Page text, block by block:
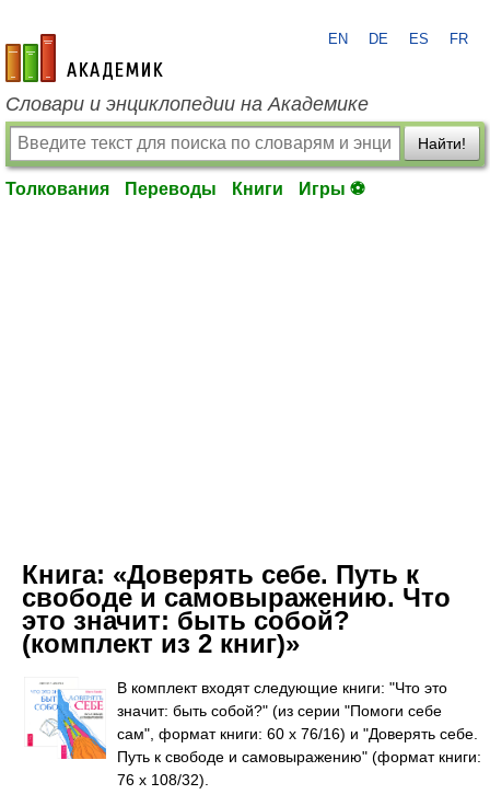
academic.ru
EN DE ES FR
Словари и энциклопедии на Академике
Найти!
Толкования Переводы Книги Игры ⚽
Книга: «Доверять себе. Путь к
свободе и самовыражению. Что
это значит: быть собой?
(комплект из 2 книг)»
В комплект входят следующие книги: "Что это
значит: быть собой?" (из серии "Помоги себе
сам", формат книги: 60 х 76/16) и "Доверять себе.
Путь к свободе и самовыражению" (формат книги:
76 х 108/32).